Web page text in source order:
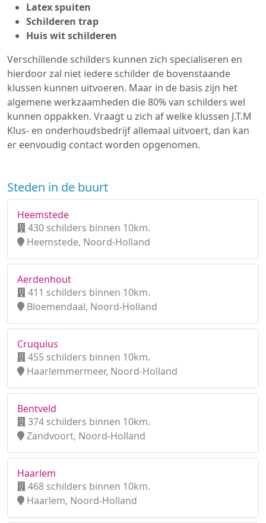
Latex spuiten
Schilderen trap
Huis wit schilderen
Verschillende schilders kunnen zich specialiseren en
hierdoor zal niet iedere schilder de bovenstaande
klussen kunnen uitvoeren. Maar in de basis zijn het
algemene werkzaamheden die 80% van schilders wel
kunnen oppakken. Vraagt u zich af welke klussen J.T.M
Klus- en onderhoudsbedrijf allemaal uitvoert, dan kan
er eenvoudig contact worden opgenomen.
Steden in de buurt
Heemstede
430 schilders binnen 10km.
Heemstede, Noord-Holland
Aerdenhout
411 schilders binnen 10km.
Bloemendaal, Noord-Holland
Cruquius
455 schilders binnen 10km.
Haarlemmermeer, Noord-Holland
Bentveld
374 schilders binnen 10km.
Zandvoort, Noord-Holland
Haarlem
468 schilders binnen 10km.
Haarlem, Noord-Holland